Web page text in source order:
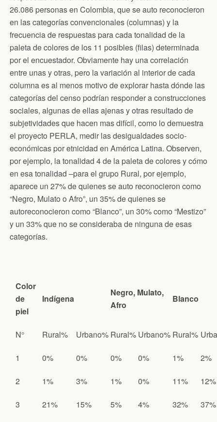
26.086 personas en Colombia, que se auto reconocieron
en las categorías convencionales (columnas) y la
frecuencia de respuestas para cada tonalidad de la
paleta de colores de los 11 posibles (filas) determinada
por el encuestador. Obviamente hay una correlación
entre unas y otras, pero la variación al interior de cada
columna es al menos motivo de explorar hasta dónde las
categorías del censo podrían responder a construcciones
sociales, algunas de ellas ajenas y otras resultado de
subjetividades que hacen mas difícil, como lo demuestra
el proyecto PERLA, medir las desigualdades socio-
económicas por etnicidad en América Latina. Observen,
por ejemplo, la tonalidad 4 de la paleta de colores y cómo
en esa tonalidad –para el grupo Rural, por ejemplo,
aparece un 27% de quienes se auto reconocieron como
“Negro, Mulato o Afro”, un 35% de quienes se
autoreconocieron como “Blanco”, un 30% como “Mestizo”
y un 33% que no se consideraba de ninguna de esas
categorías.
Color
de
piel
Indígena
Negro, Mulato,
Afro
Blanco
N° Rural% Urbano% Rural% Urbano% Rural%
1 0% 0% 0% 0% 1% 2%
2 1% 3% 1% 0% 11% 12%
3 21% 15% 5% 4% 32% 37%